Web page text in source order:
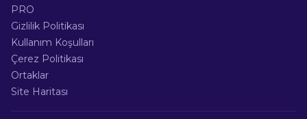
PRO
Gizlilik Politikası
Kullanım Koşulları
Çerez Politikası
Ortaklar
Site Haritası